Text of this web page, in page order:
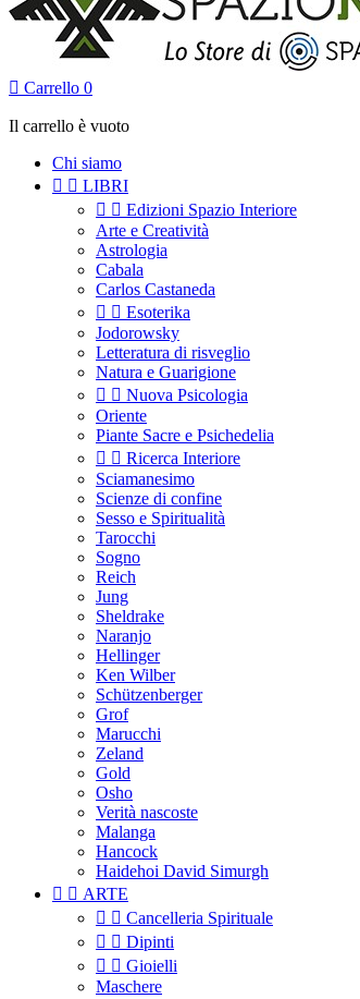
 Carrello 0
Il carrello è vuoto
Chi siamo
  LIBRI
  Edizioni Spazio Interiore
Arte e Creatività
Astrologia
Cabala
Carlos Castaneda
  Esoterika
Jodorowsky
Letteratura di risveglio
Natura e Guarigione
  Nuova Psicologia
Oriente
Piante Sacre e Psichedelia
  Ricerca Interiore
Sciamanesimo
Scienze di confine
Sesso e Spiritualità
Tarocchi
Sogno
Reich
Jung
Sheldrake
Naranjo
Hellinger
Ken Wilber
Schützenberger
Grof
Marucchi
Zeland
Gold
Osho
Verità nascoste
Malanga
Hancock
Haidehoi David Simurgh
  ARTE
  Cancelleria Spirituale
  Dipinti
  Gioielli
Maschere